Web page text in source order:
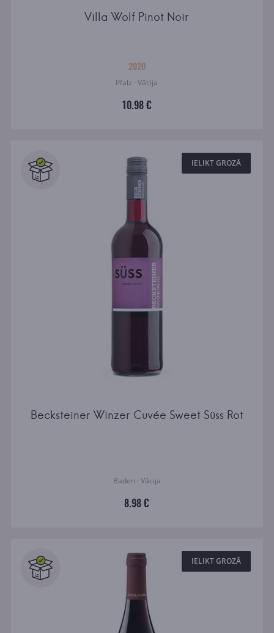
Villa Wolf Pinot Noir
2020
Pfalz · Vācija
10.98 €
IELIKT GROZĀ
Becksteiner Winzer Cuvée Sweet Süss Rot
Baden · Vācija
8.98 €
IELIKT GROZĀ